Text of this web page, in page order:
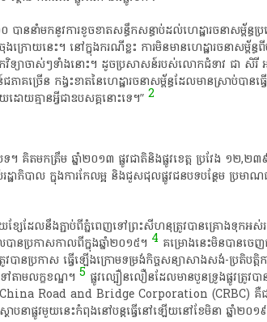
ន​នាំ​មក​នូវ​ការ​ខូចខាត​សន្ធឹកសន្ធាប់​ដល់​ហេដ្ឋារចនាសម្ព័ន្ធ​ប្
រោយ​នេះ​។​ នៅ​ក្នុង​ករណី​ខ្លះ​ ការ​មិន​មាន​ហេដ្ឋារចនាសម្ព័ន្ធ​
ទ្យា​ចាស់ៗ​ទាំងនោះ​។​ ដូច​ប្រសាសន៍​របស់​លោក​ជំទាវ​ ជា​ សិរី​
ច្រើន​ កង្វះខាត​នៃ​ហេដ្ឋារចនាសម្ព័ន្ធ​ដែល​មាន​ស្រាប់​បាន​ធ្វើ​
ោយ​គ្មាន​អ្វី​ជា​ឧបសគ្គ​នោះ​ទេ​។​”​ 2
គិត​មក​ត្រឹម​ ឆ្នាំ​២០១៣​ ផ្លូវជាតិ​និង​ផ្លូវ​ខេត្ត​ ប្រវែង​ ១២,២៣៩​
ដ្ឋាភិបាល​ ក្នុង​ការ​កែ​លម្អ​ និង​ជួសជុល​ផ្លូវ​ជនបទ​បន្ថែម​ ប្រមាណ​
សែ​ដែល​នឹង​ភ្ជាប់​ពី​ភ្នំពេញ​ទៅ​ព្រះ​សីហ​នុ​ត្រូវ​បាន​គ្រោងទុក​អស់​
ាន​ប្រកាស​កាលពី​ក្នុង​ឆ្នាំ​២០១៥​។​ 4 គម្រោង​នេះ​មិន​បាន​ចេញ​
ន​ប្រកាស​ ធ្វើ​ឡើង​ក្រោម​ទម្រង់​កិច្ចសន្យា​សាងសង់​-​ប្រតិបត្តិក
ៅ​តាម​លក្ខខណ្ឌ​។​ 5 ផ្លូវ​ល្បឿន​លឿន​ដែល​មាន​បួន​ទ្រូងផ្លូវ​ត្រូវ​បា
Road​ and​ Bridge​ Corporation​ (CRBC)​ គឺ
ថាបនា​ផ្លូវ​មួយ​នេះ​កំពុង​នៅ​បន្ត​ធ្វើ​នៅឡើយ​នៅ​ខែ​មិ​នា​ ឆ្នាំ​២០១